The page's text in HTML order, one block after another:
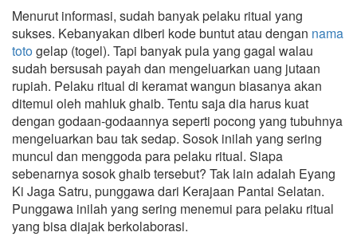
Menurut informasi, sudah banyak pelaku ritual yang
sukses. Kebanyakan diberi kode buntut atau dengan nama
totogelap (togel). Tapi banyak pula yang gagal walau
sudah bersusah payah dan mengeluarkan uang jutaan
rupiah. Pelaku ritual di keramat wangun biasanya akan
ditemui oleh mahluk ghaib. Tentu saja dia harus kuat
dengan godaan-godaannya seperti pocong yang tubuhnya
mengeluarkan bau tak sedap. Sosok inilah yang sering
muncul dan menggoda para pelaku ritual. Siapa
sebenarnya sosok ghaib tersebut? Tak lain adalah Eyang
Ki Jaga Satru, punggawa dari Kerajaan Pantai Selatan.
Punggawa inilah yang sering menemui para pelaku ritual
yang bisa diajak berkolaborasi.